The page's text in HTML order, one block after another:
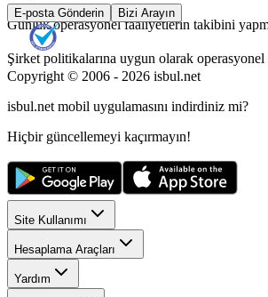
Günlük operasyonel faaliyetlerin takibini
Şirket politikalarına uygun olarak
E-posta Gönderin Bizi Arayın
Copyright © 2006 - 2026 isbul.net
isbul.net mobil uygulamasını indirdiniz mi?
Hiçbir güncellemeyi kaçırmayın!
Site Kullanımı
Hesaplama Araçları
Yardım